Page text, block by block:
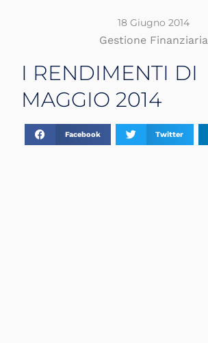
18 Giugno 2014
Gestione Finanziaria
I RENDIMENTI DI
MAGGIO 2014
Facebook Twitter